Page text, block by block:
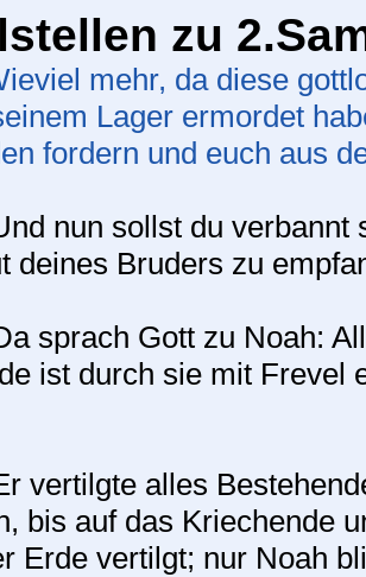
zu
mehr, da diese
Lager ermordet
fordern und euch aus
nun sollst du verbannt
deines Bruders zu
sprach Gott zu Noah:
ist durch sie mit Frevel
vertilgte alles
bis auf das Kriechende
Erde vertilgt; nur Noah